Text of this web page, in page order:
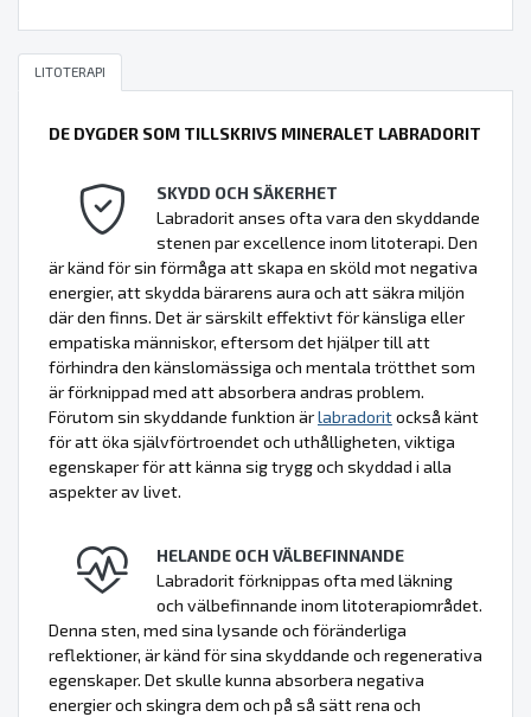
LITOTERAPI
DE DYGDER SOM TILLSKRIVS MINERALET LABRADORIT
SKYDD OCH SÄKERHET
Labradorit anses ofta vara den skyddande
stenen par excellence inom litoterapi. Den
är känd för sin förmåga att skapa en sköld mot negativa
energier, att skydda bärarens aura och att säkra miljön
där den finns. Det är särskilt effektivt för känsliga eller
empatiska människor, eftersom det hjälper till att
förhindra den känslomässiga och mentala trötthet som
är förknippad med att absorbera andras problem.
Förutom sin skyddande funktion ärlabradoritockså känt
för att öka självförtroendet och uthålligheten, viktiga
egenskaper för att känna sig trygg och skyddad i alla
aspekter av livet.
HELANDE OCH VÄLBEFINNANDE
Labradorit förknippas ofta med läkning
och välbefinnande inom litoterapiområdet.
Denna sten, med sina lysande och föränderliga
reflektioner, är känd för sina skyddande och regenerativa
egenskaper. Det skulle kunna absorbera negativa
energier och skingra dem och på så sätt rena och